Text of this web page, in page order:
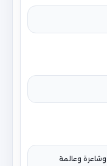
وشاعرة وعالمة